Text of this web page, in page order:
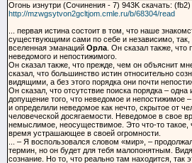
Огонь изнутри (Сочинения - 7) 943K скачать:
http://mzwgsytvon2gcltjom.cmle.ru/b/68304/read
... первая истина состоит в том, что наше
существующими сами по себе и независимо, так,
вселенная эманаций Орла. Он сказал также,
неведомого и непостижимого.
Он сказал также, что прежде, чем он объяснит
сказал, что большинство истин относительно
видящими, а без этого порядка они почти
Он сказал, что отсутствие поиска порядка –
допущение того, что неведомое и непостижимое
и определили неведомое как нечто, скрытое от
человеческой досягаемости. Неведомое в свое
немыслимое, неосуществимое. Это что-то такое,
время устрашающее в своей огромности.
... – Я воспользовался словом «мир», –
термин, но он будет для тебя малопонятным.
сознание. Но то, что реально там находится, так